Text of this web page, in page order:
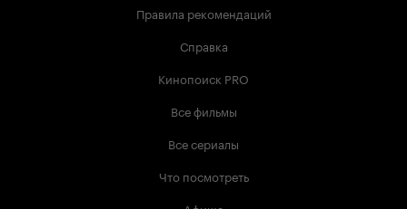
Правила рекомендаций
Справка
Кинопоиск PRO
Все фильмы
Все сериалы
Что посмотреть